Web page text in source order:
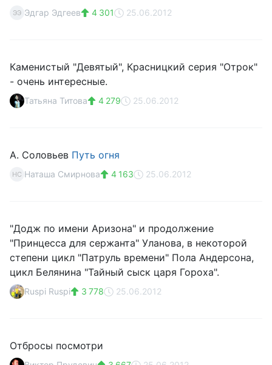
ЭЭ Эдгар Эдгеев 4 301 25.06.2012
Каменистый "Девятый", Красницкий серия "Отрок"
- очень интересные.
Татьяна Титова 4 279 25.06.2012
А. Соловьев Путь огня
НС Наташа Смирнова 4 163 25.06.2012
"Додж по имени Аризона" и продолжение
"Принцесса для сержанта" Уланова, в некоторой
степени цикл "Патруль времени" Пола Андерсона,
цикл Белянина "Тайный сыск царя Гороха".
Ruspi Ruspi 3 778 25.06.2012
Отбросы посмотри